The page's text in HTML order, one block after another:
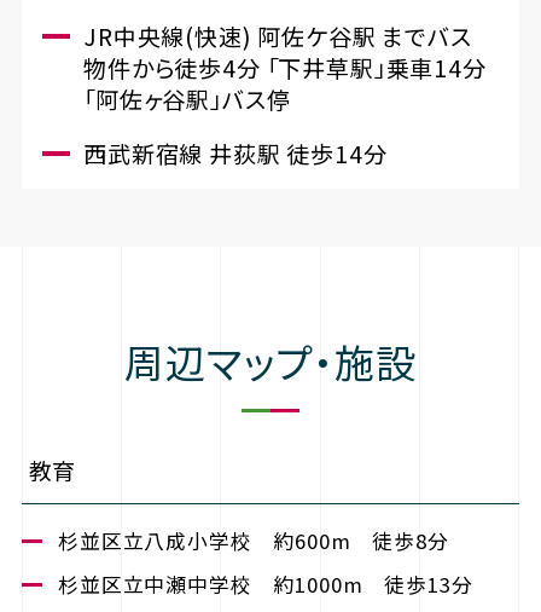
JR中央線(快速) 阿佐ケ谷駅 までバス
物件から徒歩4分 「下井草駅」乗車14分
「阿佐ヶ谷駅」バス停
西武新宿線 井荻駅 徒歩14分
周辺マップ・施設
教育
杉並区立八成小学校 約600m 徒歩8分
杉並区立中瀬中学校 約1000m 徒歩13分